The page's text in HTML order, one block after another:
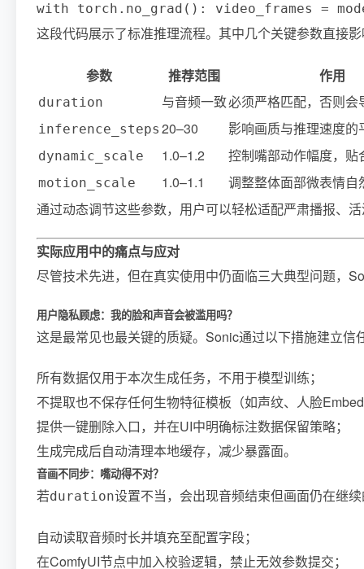
with torch.no_grad(): video_frames =
这段代码展示了标准推理流程。其中几个关键参数直接
参数 推荐范围 作用
duration 与音频一致必须严格匹配，否则会
inference_steps 20–30 影响画质与推理速度的
dynamic_scale 1.0–1.2 控制嘴部动作幅度，贴
motion_scale 1.0–1.1
调整整体面部微表情自
通过动态调节这些参数，用户可以轻松适配严肃播报、
实际应用中的痛点与应对
尽管技术先进，但在真实使用中仍面临三大典型问题，
用户隐私顾虑：我的脸和声音会被滥用吗？
这是最常见也最关键的质疑。Sonic通过以下措施建立信
所有数据仅用于本次生成任务，不用于模型训练；
不提取也不保存任何生物特征模板（如声纹、人脸
提供一键删除入口，并在UI中明确标注数据保留策略；
生成完成后自动清理本地缓存，减少暴露面。
音画不同步：嘴动得不对？
若duration设置不当，会出现音频结束但画面仍在继
自动读取音频时长并填充至配置字段；
在ComfyUI节点中加入校验逻辑，禁止无效参数提交；